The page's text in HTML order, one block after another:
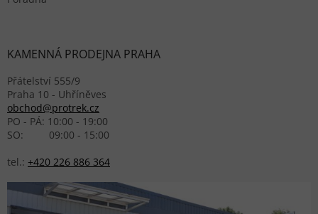
KAMENNÁ PRODEJNA PRAHA
Přátelství 555/9
Praha 10 - Uhříněves
obchod@protrek.cz
PO - PÁ: 10:00 - 19:00
SO: 09:00 - 15:00
tel.: +420 226 886 364